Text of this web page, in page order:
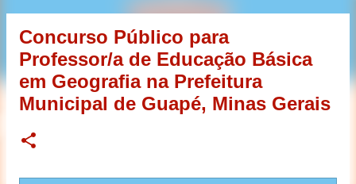
Concurso Público para
Professor/a de Educação Básica
em Geografia na Prefeitura
Municipal de Guapé, Minas Gerais